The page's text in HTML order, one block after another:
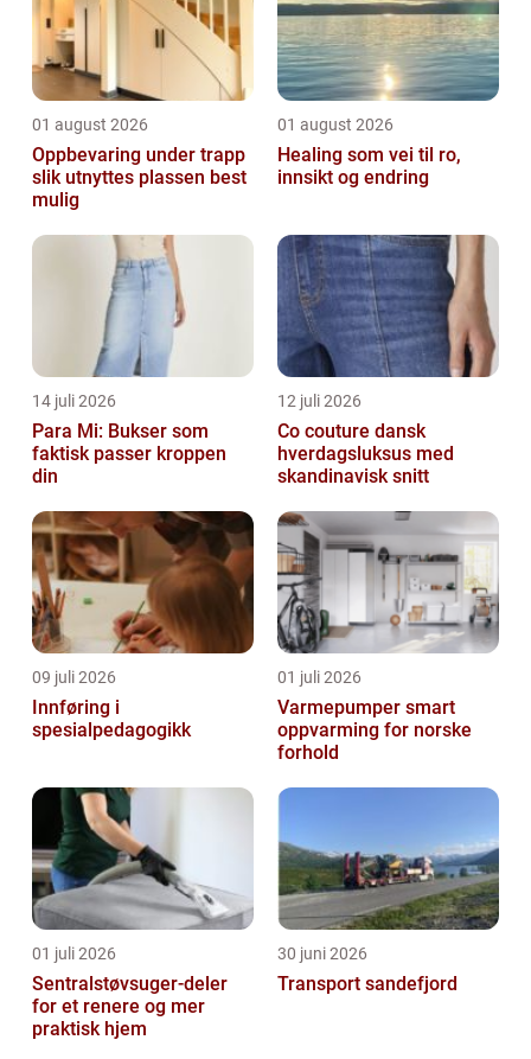
01 august 2026
Oppbevaring under trapp
slik utnyttes plassen best
mulig
01 august 2026
Healing som vei til ro,
innsikt og endring
14 juli 2026
Para Mi: Bukser som
faktisk passer kroppen
din
12 juli 2026
Co couture dansk
hverdagsluksus med
skandinavisk snitt
09 juli 2026
Innføring i
spesialpedagogikk
01 juli 2026
Varmepumper smart
oppvarming for norske
forhold
01 juli 2026
Sentralstøvsuger-deler
for et renere og mer
praktisk hjem
30 juni 2026
Transport sandefjord